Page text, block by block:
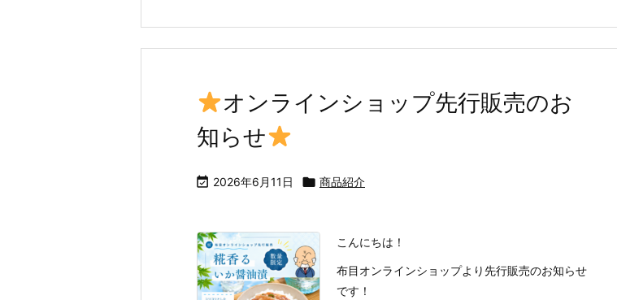
オンラインショップ先行販売のお
知らせ
 2026年6月11日  商品紹介
こんにちは！
布目オンラインショップより先行販売のお知らせ
です！